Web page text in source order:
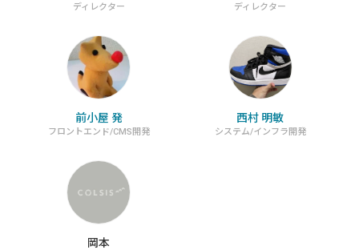
ディレクター ディレクター
前小屋 発
フロントエンド/CMS開発
西村 明敏
システム/インフラ開発
岡本